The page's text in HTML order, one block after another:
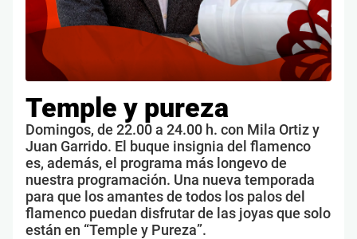
Temple y pureza
Domingos, de 22.00 a 24.00 h. con Mila Ortiz y
Juan Garrido. El buque insignia del flamenco
es, además, el programa más longevo de
nuestra programación. Una nueva temporada
para que los amantes de todos los palos del
flamenco puedan disfrutar de las joyas que solo
están en “Temple y Pureza”.